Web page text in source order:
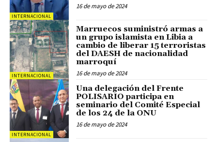
INTERNACIONAL
16 de mayo de 2024
INTERNACIONAL
Marruecos suministró armas a
un grupo islamista en Libia a
cambio de liberar 15 terroristas
del DAESH de nacionalidad
marroquí
16 de mayo de 2024
INTERNACIONAL
Una delegación del Frente
POLISARIO participa en
seminario del Comité Especial
de los 24 de la ONU
16 de mayo de 2024